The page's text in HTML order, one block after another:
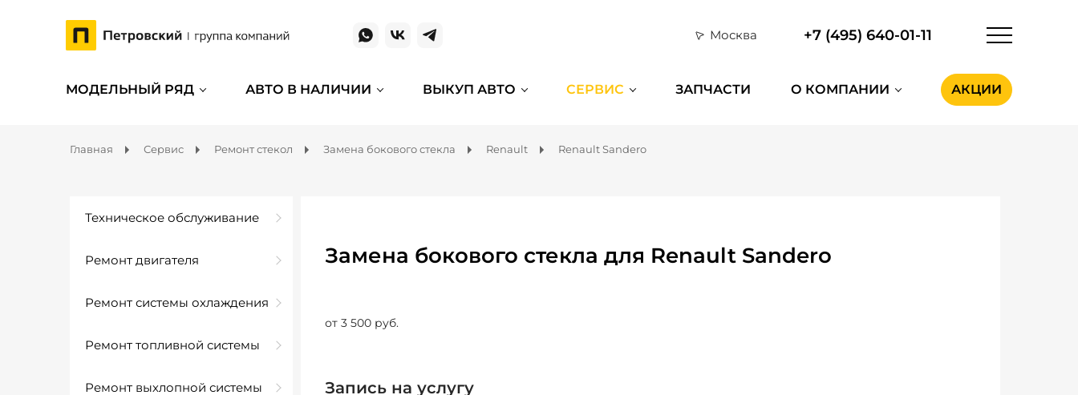
Москва +7 (495) 640-01-11
МОДЕЛЬНЫЙ РЯД АВТО В НАЛИЧИИ ВЫКУП АВТО СЕРВИС ЗАПЧАСТИ О КОМПАНИИ АКЦИИ
Главная Сервис Ремонт стекол Замена бокового стекла Renault Renault Sandero
Техническое обслуживание
Ремонт двигателя
Ремонт системы охлаждения
Ремонт топливной системы
Ремонт выхлопной системы
Замена бокового стекла для Renault Sandero
от 3 500 руб.
Запись на услугу